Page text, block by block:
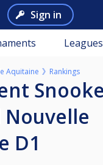
Sign in
Leagues
Aquitaine Rankings
Nouvelle
D1